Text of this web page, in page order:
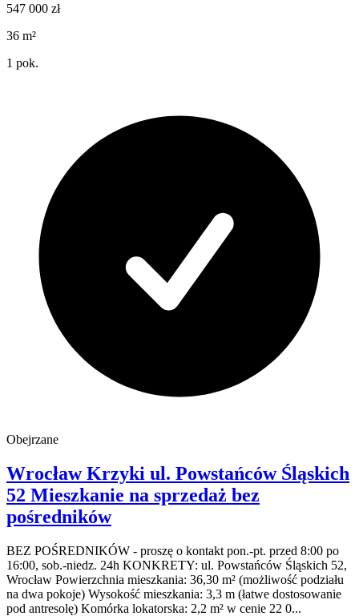
547 000 zł
36 m²
1 pok.
Obejrzane
Wrocław Krzyki ul. Powstańców Śląskich
52 Mieszkanie na sprzedaż bez
pośredników
BEZ POŚREDNIKÓW - proszę o kontakt pon.-pt. przed 8:00 po
16:00, sob.-niedz. 24h KONKRETY: ul. Powstańców Śląskich 52,
Wrocław Powierzchnia mieszkania: 36,30 m² (możliwość podziału
na dwa pokoje) Wysokość mieszkania: 3,3 m (łatwe dostosowanie
pod antresolę) Komórka lokatorska: 2,2 m² w cenie 22 0...